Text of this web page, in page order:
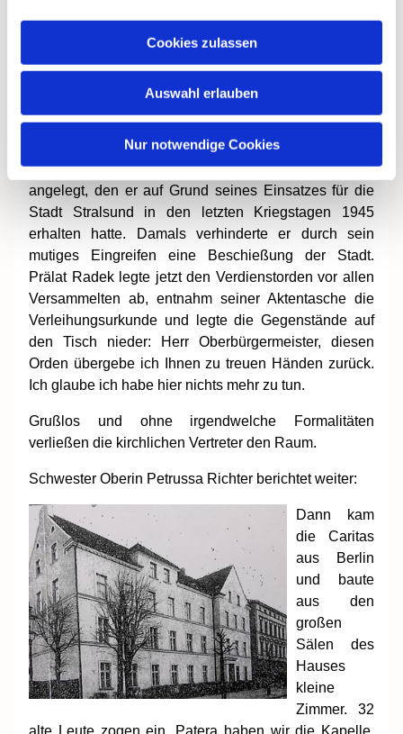
Cookies zulassen
Auswahl erlauben
Nur notwendige Cookies
im vergangenen Monat zum Oberbürgermeister der
Stadt, Motczinski (SED), beordert worden, um die
Schließungsverfügung entgegenzunehmen. Nach
einem mündlichen Protest erhob sich Prälat Radek zu
einer Erklärung.
Der Prälat hatte zu dieser Unterredung den
Vaterländischen Verdienstorden der Sowjetzone
angelegt, den er auf Grund seines Einsatzes für die
Stadt Stralsund in den letzten Kriegstagen 1945
erhalten hatte. Damals verhinderte er durch sein
mutiges Eingreifen eine Beschießung der Stadt.
Prälat Radek legte jetzt den Verdienstorden vor allen
Versammelten ab, entnahm seiner Aktentasche die
Verleihungsurkunde und legte die Gegenstände auf
den Tisch nieder: Herr Oberbürgermeister, diesen
Orden übergebe ich Ihnen zu treuen Händen zurück.
Ich glaube ich habe hier nichts mehr zu tun.
Grußlos und ohne irgendwelche Formalitäten
verließen die kirchlichen Vertreter den Raum.
Schwester Oberin Petrussa Richter berichtet weiter:
Dann kam
die Caritas
aus Berlin
und baute
aus den
großen
Sälen des
Hauses
kleine
Zimmer. 32
alte Leute zogen ein. Patera haben wir die Kapelle,